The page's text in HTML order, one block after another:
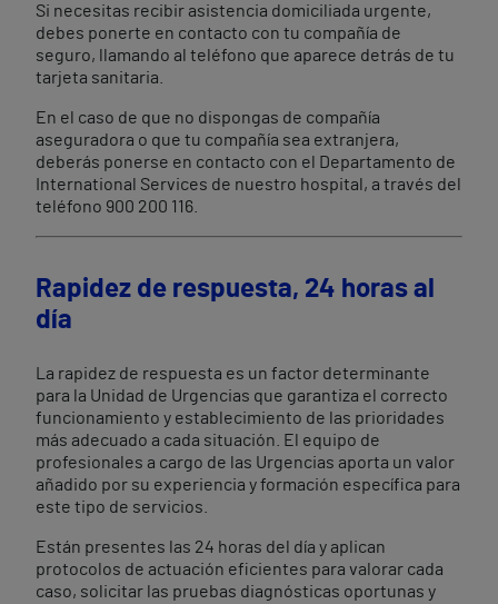
Si necesitas recibir asistencia domiciliada urgente,
debes ponerte en contacto con tu compañía de
seguro, llamando al teléfono que aparece detrás de tu
tarjeta sanitaria.
En el caso de que no dispongas de compañía
aseguradora o que tu compañía sea extranjera,
deberás ponerse en contacto con el Departamento de
International Services de nuestro hospital, a través del
teléfono 900 200 116.
Rapidez de respuesta, 24 horas al
día
La rapidez de respuesta es un factor determinante
para la Unidad de Urgencias que garantiza el correcto
funcionamiento y establecimiento de las prioridades
más adecuado a cada situación. El equipo de
profesionales a cargo de las Urgencias aporta un valor
añadido por su experiencia y formación específica para
este tipo de servicios.
Están presentes las 24 horas del día y aplican
protocolos de actuación eficientes para valorar cada
caso, solicitar las pruebas diagnósticas oportunas y